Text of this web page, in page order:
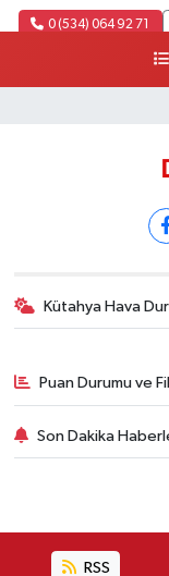
0 (534) 064 92 71
Kütahya Hava
Puan Durumu ve
Son Dakika
RSS